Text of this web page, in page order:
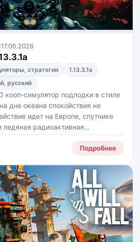
17.06.2026
стратегии
1.13.3.1a
русский
кооп-симулятор подлодки в стиле
дне океана спокойствия не
идет на Европе, спутнике
радиоактивная
- темные воды, руины и всякая
надо не просто плавать, аПодробнее